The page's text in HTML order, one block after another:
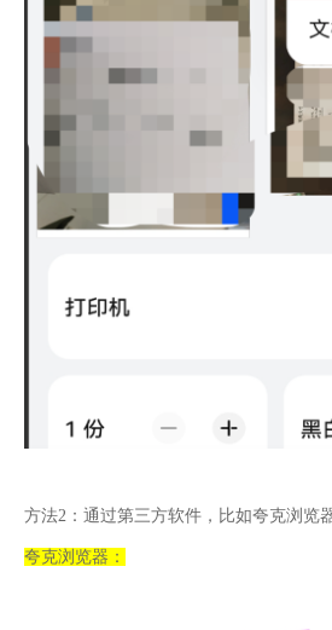
方法2：通过第三方软件，比如夸克浏览
夸克浏览器：